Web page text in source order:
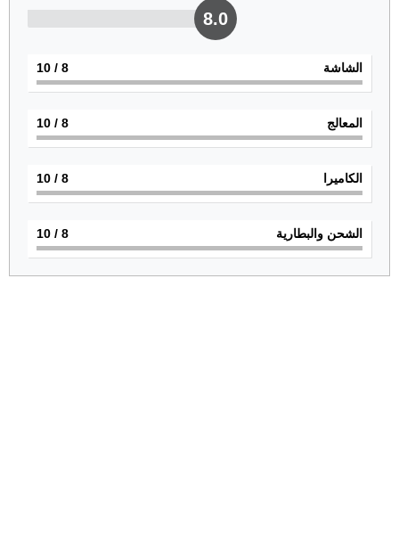
8.0
الشاشة 8
/ 10
المعالج 8
/ 10
الكاميرا 8
/ 10
الشحن والبطارية 8
/ 10